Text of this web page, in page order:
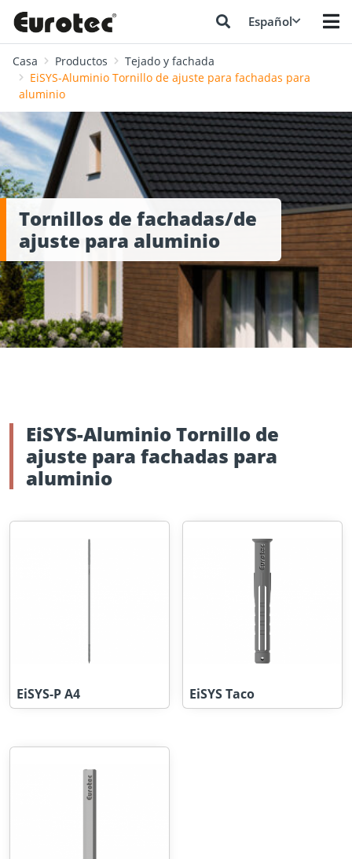
Español
Casa Productos
Tejado y fachada
EiSYS-Aluminio Tornillo de ajuste para fachadas para
aluminio
Tornillos de fachadas/de
ajuste para aluminio
EiSYS-Aluminio Tornillo de
ajuste para fachadas para
aluminio
EiSYS-P A4 EiSYS Taco